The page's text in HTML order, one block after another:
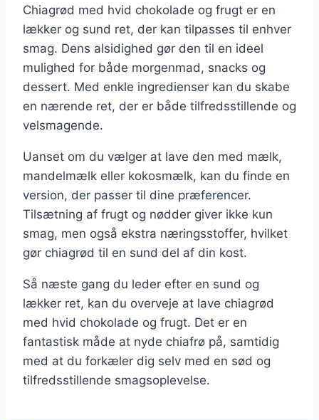
Chiagrød med hvid chokolade og frugt er en
lækker og sund ret, der kan tilpasses til enhver
smag. Dens alsidighed gør den til en ideel
mulighed for både morgenmad, snacks og
dessert. Med enkle ingredienser kan du skabe
en nærende ret, der er både tilfredsstillende og
velsmagende.
Uanset om du vælger at lave den med mælk,
mandelmælk eller kokosmælk, kan du finde en
version, der passer til dine præferencer.
Tilsætning af frugt og nødder giver ikke kun
smag, men også ekstra næringsstoffer, hvilket
gør chiagrød til en sund del af din kost.
Så næste gang du leder efter en sund og
lækker ret, kan du overveje at lave chiagrød
med hvid chokolade og frugt. Det er en
fantastisk måde at nyde chiafrø på, samtidig
med at du forkæler dig selv med en sød og
tilfredsstillende smagsoplevelse.